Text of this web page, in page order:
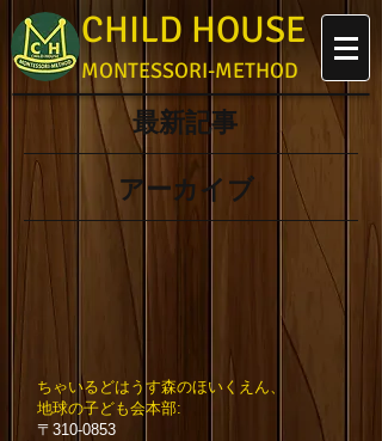
CHILD HOUSE
MONTESSORI-METHOD
最新記事
アーカイブ
​ちゃいるどはうす森のほいくえん、
地球の子ども会本部:
〒310-0853